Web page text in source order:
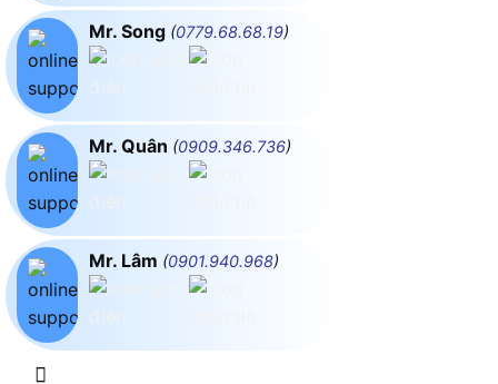
Mr. Song (0779.68.68.19)
Mr. Quân (0909.346.736)
Mr. Lâm (0901.940.968)